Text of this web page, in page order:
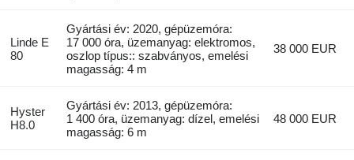
Linde E
80
Gyártási év: 2020, gépüzemóra:
17 000 óra, üzemanyag: elektromos,
oszlop típus:: szabványos, emelési
magasság: 4 m
38 000 EUR
Hyster
H8.0
Gyártási év: 2013, gépüzemóra:
1 400 óra, üzemanyag: dízel, emelési
magasság: 6 m
48 000 EUR